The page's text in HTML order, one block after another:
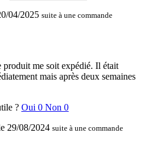
04/2025 suite à une commande
produit me soit expédié. Il était
mais après deux semaines
? Oui 0 Non 0
29/08/2024 suite à une commande